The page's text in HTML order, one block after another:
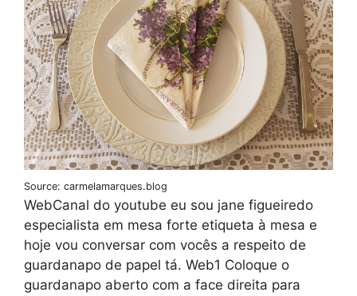
Source: carmelamarques.blog
WebCanal do youtube eu sou jane figueiredo
especialista em mesa forte etiqueta à mesa e
hoje vou conversar com vocês a respeito de
guardanapo de papel tá. Web1 Coloque o
guardanapo aberto com a face direita para